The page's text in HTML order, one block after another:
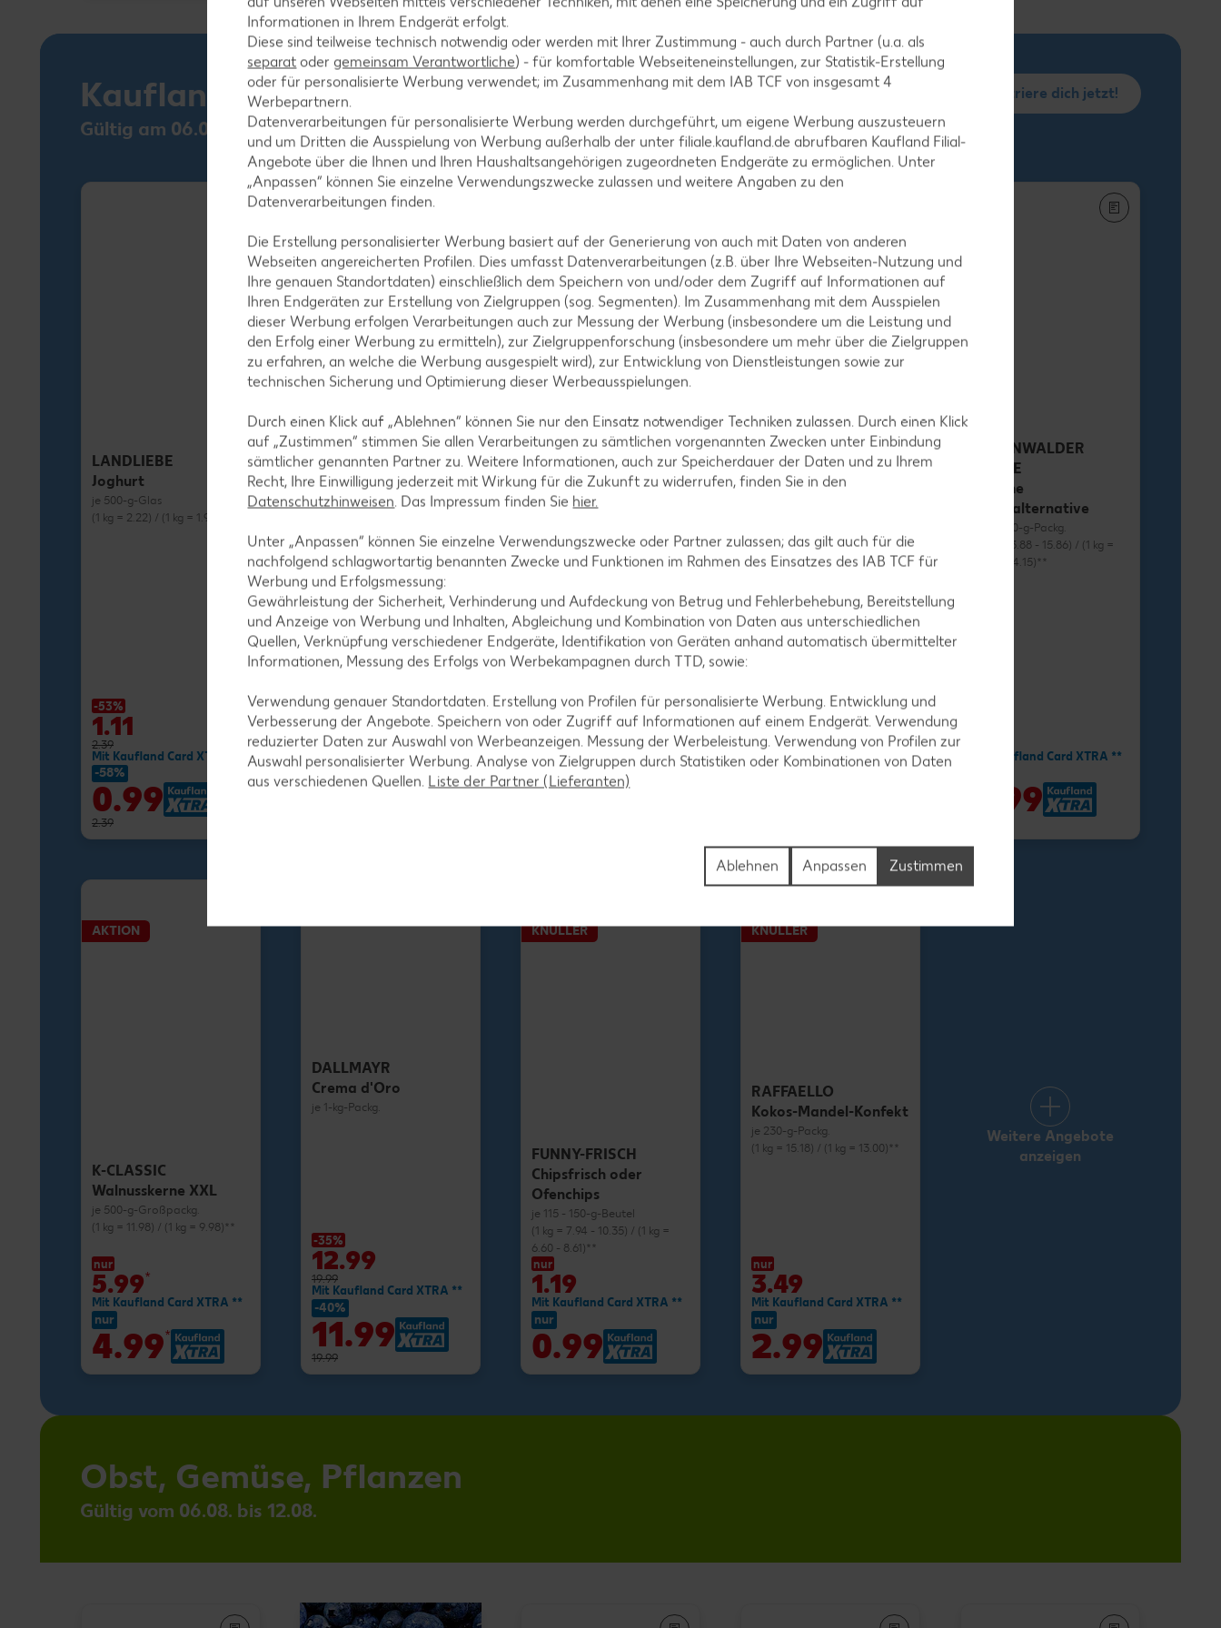
Kaufland Card XTRA
Gültig am 06.08.
Registriere dich jetzt!
LANDLIEBE
Joghurt
je 500-g-Glas
(1 kg = 2.22) / (1 kg = 1.98)**
-53%
1.11
2.39
Mit Kaufland Card XTRA **
-58%
0.99
2.39
MILRAM
Buttermilch-Drink
je 750-g-Fl.
-27%
1.29
1.79
Mit Kaufland Card XTRA **
-37%
1.11
MILRAM
Körniger Frischkäse
je 200-g-Packg.
-23%
1.29
1.69
Mit Kaufland Card XTRA **
-34%
1.11
AKTION
IGLO
Backfisch-Stäbchen
oder Filegro XXL
je 480 - 728-g-Packg.
(1 kg = 6.10 - 9.25) / (1 kg = 5.49
- 8.32)**
nur
4.44*
Mit Kaufland Card XTRA **
RÜGENWALDER
MÜHLE
Vegane
Wurstalternative
je 70 - 80-g-Packg.
(1 kg = 13.88 - 15.86) / (1 kg =
12.38 - 14.15)**
Mit Kaufland Card XTRA **
0.99
AKTION
K-CLASSIC
Walnusskerne XXL
je 500-g-Großpackg.
(1 kg = 11.98) / (1 kg = 9.98)**
nur
5.99*
Mit Kaufland Card XTRA **
nur
4.99*
DALLMAYR
Crema d'Oro
je 1-kg-Packg.
-35%
12.99
19.99
Mit Kaufland Card XTRA **
-40%
11.99
19.99
KNÜLLER
FUNNY-FRISCH
Chipsfrisch oder
Ofenchips
je 115 - 150-g-Beutel
(1 kg = 7.94 - 10.35) / (1 kg =
6.60 - 8.61)**
nur
1.19
Mit Kaufland Card XTRA **
nur
0.99
KNÜLLER
RAFFAELLO
Kokos-Mandel-Konfekt
je 230-g-Packg.
(1 kg = 15.18) / (1 kg = 13.00)**
nur
3.49
Mit Kaufland Card XTRA **
nur
2.99
Weitere Angebote
anzeigen
Obst, Gemüse, Pflanzen
Gültig vom 06.08. bis 12.08.
Informationen in Ihrem Endgerät erfolgt.
Diese sind teilweise technisch notwendig oder werden mit Ihrer Zustimmung - auch durch Partner (u.a. als
separat oder gemeinsam Verantwortliche) - für komfortable Webseiteneinstellungen, zur Statistik-Erstellung
oder für personalisierte Werbung verwendet; im Zusammenhang mit dem IAB TCF von insgesamt4
Werbepartnern.
Datenverarbeitungen für personalisierte Werbung werden durchgeführt, um eigene Werbung auszusteuern
und um Dritten die Ausspielung von Werbung außerhalb der unter filiale.kaufland.de abrufbaren Kaufland Filial-
Angebote über die Ihnen und Ihren Haushaltsangehörigen zugeordneten Endgeräte zu ermöglichen. Unter
„Anpassen“ können Sie einzelne Verwendungszwecke zulassen und weitere Angaben zu den
Datenverarbeitungen finden.
Die Erstellung personalisierter Werbung basiert auf der Generierung von auch mit Daten von anderen
Webseiten angereicherten Profilen. Dies umfasst Datenverarbeitungen (z.B. über Ihre Webseiten-Nutzung und
Ihre genauen Standortdaten) einschließlich dem Speichern von und/oder dem Zugriff auf Informationen auf
Ihren Endgeräten zur Erstellung von Zielgruppen (sog. Segmenten). Im Zusammenhang mit dem Ausspielen
dieser Werbung erfolgen Verarbeitungen auch zur Messung der Werbung (insbesondere um die Leistung und
den Erfolg einer Werbung zu ermitteln), zur Zielgruppenforschung (insbesondere um mehr über die Zielgruppen
zu erfahren, an welche die Werbung ausgespielt wird), zur Entwicklung von Dienstleistungen sowie zur
technischen Sicherung und Optimierung dieser Werbeausspielungen.
Durch einen Klick auf „Ablehnen“ können Sie nur den Einsatz notwendiger Techniken zulassen. Durch einen Klick
auf „Zustimmen“ stimmen Sie allen Verarbeitungen zu sämtlichen vorgenannten Zwecken unter Einbindung
sämtlicher genannten Partner zu. Weitere Informationen, auch zur Speicherdauer der Daten und zu Ihrem
Recht, Ihre Einwilligung jederzeit mit Wirkung für die Zukunft zu widerrufen, finden Sie in den
Datenschutzhinweisen. Das Impressum finden Sie hier.
Unter „Anpassen“ können Sie einzelne Verwendungszwecke oder Partner zulassen; das gilt auch für die
nachfolgend schlagwortartig benannten Zwecke und Funktionen im Rahmen des Einsatzes des IAB TCF für
Werbung und Erfolgsmessung:
Gewährleistung der Sicherheit, Verhinderung und Aufdeckung von Betrug und Fehlerbehebung, Bereitstellung
und Anzeige von Werbung und Inhalten, Abgleichung und Kombination von Daten aus unterschiedlichen
Quellen, Verknüpfung verschiedener Endgeräte, Identifikation von Geräten anhand automatisch übermittelter
Informationen, Messung des Erfolgs von Werbekampagnen durch TTD, sowie:
Verwendung genauer Standortdaten. Erstellung von Profilen für personalisierte Werbung. Entwicklung und
Verbesserung der Angebote. Speichern von oder Zugriff auf Informationen auf einem Endgerät. Verwendung
reduzierter Daten zur Auswahl von Werbeanzeigen. Messung der Werbeleistung. Verwendung von Profilen zur
Auswahl personalisierter Werbung. Analyse von Zielgruppen durch Statistiken oder Kombinationen von Daten
aus verschiedenen Quellen. Liste der Partner (Lieferanten)
Zustimmen
Anpassen
Ablehnen